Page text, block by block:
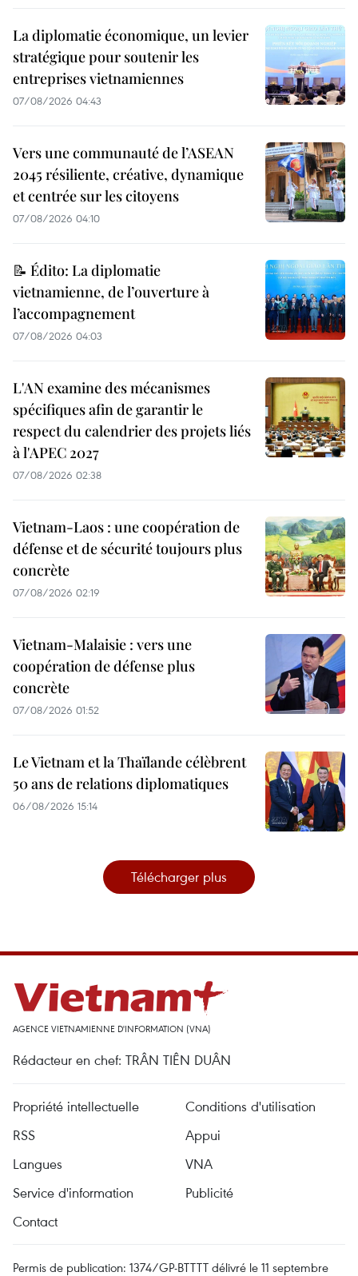
La diplomatie économique, un levier
stratégique pour soutenir les
entreprises vietnamiennes
07/08/2026 04:43
Vers une communauté de l’ASEAN
2045 résiliente, créative, dynamique
et centrée sur les citoyens
07/08/2026 04:10
📝 Édito: La diplomatie
vietnamienne, de l’ouverture à
l’accompagnement
07/08/2026 04:03
L'AN examine des mécanismes
spécifiques afin de garantir le
respect du calendrier des projets liés
à l'APEC 2027
07/08/2026 02:38
Vietnam-Laos : une coopération de
défense et de sécurité toujours plus
concrète
07/08/2026 02:19
Vietnam-Malaisie : vers une
coopération de défense plus
concrète
07/08/2026 01:52
Le Vietnam et la Thaïlande célèbrent
50 ans de relations diplomatiques
06/08/2026 15:14
Télécharger plus
AGENCE VIETNAMIENNE D'INFORMATION (VNA)
Rédacteur en chef: TRÂN TIÊN DUÂN
Propriété intellectuelle
Conditions d'utilisation
RSS
Appui
Langues
VNA
Service d'information
Publicité
Contact
Permis de publication: 1374/GP-BTTTT délivré le 11 septembre